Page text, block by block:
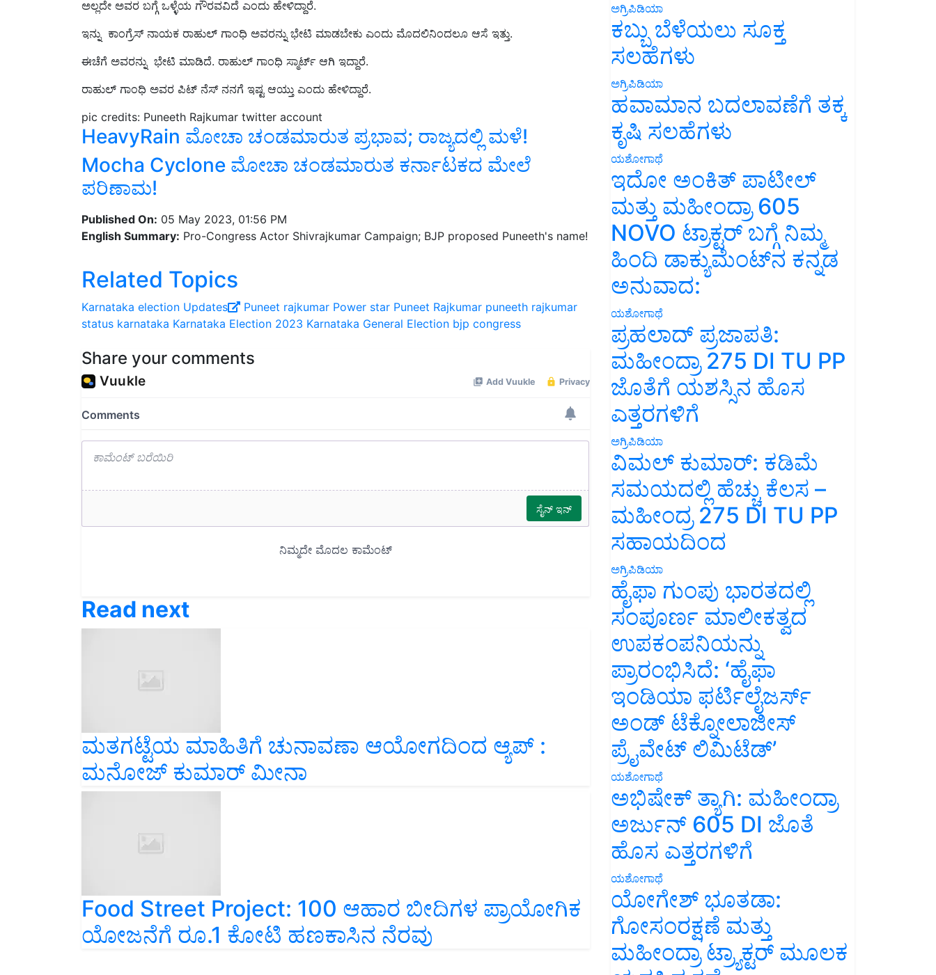
ಇನ್ನು ಕಾಂಗ್ರೆಸ್ ನಾಯಕ ರಾಹುಲ್ ಗಾಂಧಿ ಅವರನ್ನು ಭೇಟಿ ಮಾಡಬೇಕು ಎಂದು ಮೊದಲಿನಿಂದಲೂ ಆಸೆ ಇತ್ತು.
ಈಚೆಗೆ ಅವರನ್ನು ಭೇಟಿ ಮಾಡಿದೆ. ರಾಹುಲ್ ಗಾಂಧಿ ಸ್ಮಾರ್ಟ್ ಆಗಿ ಇದ್ದಾರೆ.
ರಾಹುಲ್ ಗಾಂಧಿ ಅವರ ಪಿಟ್ ನೆಸ್ ನನಗೆ ಇಷ್ಟ ಆಯ್ತು ಎಂದು ಹೇಳಿದ್ದಾರೆ.
pic credits: Puneeth Rajkumar twitter account
HeavyRain ಮೋಚಾ ಚಂಡಮಾರುತ ಪ್ರಭಾವ; ರಾಜ್ಯದಲ್ಲಿ ಮಳೆ!
Mocha Cyclone ಮೋಚಾ ಚಂಡಮಾರುತ ಕರ್ನಾಟಕದ ಮೇಲೆ
ಪರಿಣಾಮ!
English Summary:Pro-Congress Actor Shivrajkumar Campaign; BJP proposed Puneeth's name!
Related Topics
Karnataka election Updates
status karnataka Karnataka Election 2023 Karnataka General Election bjp congress
ಮತಗಟ್ಟೆಯ ಮಾಹಿತಿಗೆ ಚುನಾವಣಾ ಆಯೋಗದಿಂದ ಆ್ಯಪ್‌ :
ಮನೋಜ್ ಕುಮಾರ್ ಮೀನಾ
Food Street Project: 100 ಆಹಾರ ಬೀದಿಗಳ ಪ್ರಾಯೋಗಿಕ
ಯೋಜನೆಗೆ ರೂ.1 ಕೋಟಿ ಹಣಕಾಸಿನ ನೆರವು
ಅಗ್ರಿಪಿಡಿಯಾ
ಕಬ್ಬು ಬೆಳೆಯಲು ಸೂಕ್ತ
ಸಲಹೆಗಳು
ಅಗ್ರಿಪಿಡಿಯಾ
ಹವಾಮಾನ ಬದಲಾವಣೆಗೆ ತಕ್ಕ
ಕೃಷಿ ಸಲಹೆಗಳು
ಯಶೋಗಾಥೆ
ಇದೋ ಅಂಕಿತ್ ಪಾಟೀಲ್
ಮತ್ತು ಮಹೀಂದ್ರಾ 605
NOVO ಟ್ರಾಕ್ಟರ್ ಬಗ್ಗೆ ನಿಮ್ಮ
ಹಿಂದಿ ಡಾಕ್ಯುಮೆಂಟ್‌ನ ಕನ್ನಡ
ಅನುವಾದ:
ಯಶೋಗಾಥೆ
ಪ್ರಹಲಾದ್ ಪ್ರಜಾಪತಿ:
ಮಹೀಂದ್ರಾ 275 DI TU PP
ಜೊತೆಗೆ ಯಶಸ್ಸಿನ ಹೊಸ
ಎತ್ತರಗಳಿಗೆ
ಅಗ್ರಿಪಿಡಿಯಾ
ವಿಮಲ್ ಕುಮಾರ್: ಕಡಿಮೆ
ಸಮಯದಲ್ಲಿ ಹೆಚ್ಚು ಕೆಲಸ –
ಮಹೀಂದ್ರ 275 DI TU PP
ಸಹಾಯದಿಂದ
ಅಗ್ರಿಪಿಡಿಯಾ
ಹೈಫಾ ಗುಂಪು ಭಾರತದಲ್ಲಿ
ಸಂಪೂರ್ಣ ಮಾಲೀಕತ್ವದ
ಉಪಕಂಪನಿಯನ್ನು
ಪ್ರಾರಂಭಿಸಿದೆ: ‘ಹೈಫಾ
ಇಂಡಿಯಾ ಫರ್ಟಿಲೈಜರ್ಸ್
ಅಂಡ್ ಟೆಕ್ನೋಲಾಜೀಸ್
ಪ್ರೈವೇಟ್ ಲಿಮಿಟೆಡ್’
ಯಶೋಗಾಥೆ
ಅಭಿಷೇಕ್ ತ್ಯಾಗಿ: ಮಹೀಂದ್ರಾ
ಅರ್ಜುನ್ 605 DI ಜೊತೆ
ಹೊಸ ಎತ್ತರಗಳಿಗೆ
ಯಶೋಗಾಥೆ
ಯೋಗೇಶ್ ಭೂತಡಾ:
ಗೋಸಂರಕ್ಷಣೆ ಮತ್ತು
ಮಹೀಂದ್ರಾ ಟ್ರ್ಯಾಕ್ಟರ್ ಮೂಲಕ